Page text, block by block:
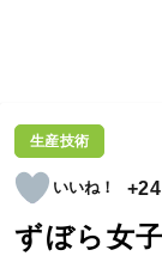
生産技術
+24
ずぼら女